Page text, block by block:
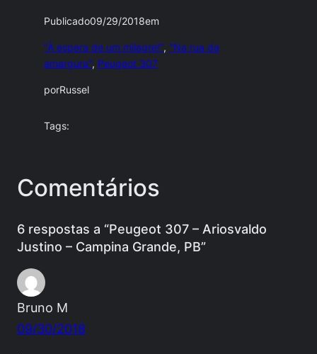
Publicado09/29/2018em
"À espera de um milagre!", "Na rua da
amargura", Peugeot 307
porRussel
Tags:
Comentários
6 respostas a “Peugeot 307 – Ariosvaldo
Justino – Campina Grande, PB”
Bruno M
09/30/2018